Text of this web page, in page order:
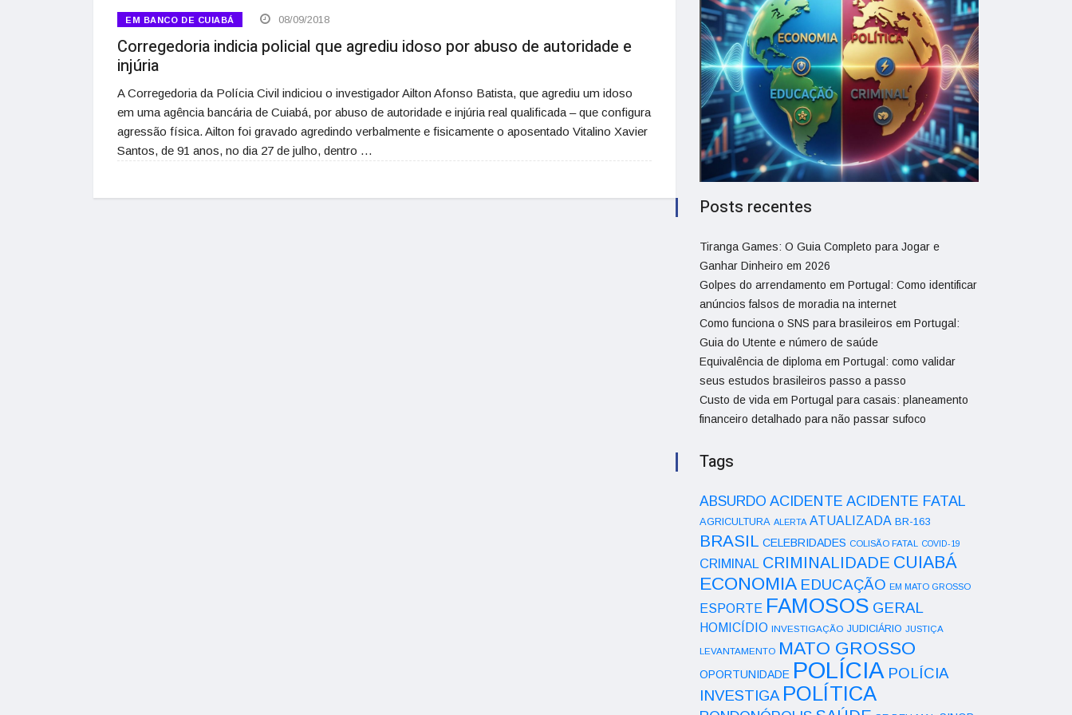
EM BANCO DE CUIABÁ 08/09/2018
Corregedoria indicia policial que agrediu idoso por abuso de autoridade e
injúria
A Corregedoria da Polícia Civil indiciou o investigador Ailton Afonso Batista, que agrediu um idoso
em uma agência bancária de Cuiabá, por abuso de autoridade e injúria real qualificada – que configura
agressão física. Ailton foi gravado agredindo verbalmente e fisicamente o aposentado Vitalino Xavier
Santos, de 91 anos, no dia 27 de julho, dentro …
Posts recentes
Tiranga Games: O Guia Completo para Jogar e
Ganhar Dinheiro em 2026
Golpes do arrendamento em Portugal: Como identificar
anúncios falsos de moradia na internet
Como funciona o SNS para brasileiros em Portugal:
Guia do Utente e número de saúde
Equivalência de diploma em Portugal: como validar
seus estudos brasileiros passo a passo
Custo de vida em Portugal para casais: planeamento
financeiro detalhado para não passar sufoco
Tags
ABSURDO ACIDENTE ACIDENTE FATAL
AGRICULTURA ALERTA ATUALIZADA BR-163
BRASIL CELEBRIDADES COLISÃO FATAL COVID-19
CRIMINAL CRIMINALIDADE CUIABÁ
ECONOMIA EDUCAÇÃO EM MATO GROSSO
ESPORTE FAMOSOS GERAL
HOMICÍDIO INVESTIGAÇÃO JUDICIÁRIO JUSTIÇA
LEVANTAMENTO MATO GROSSO
OPORTUNIDADE POLÍCIA POLÍCIA
INVESTIGA POLÍTICA